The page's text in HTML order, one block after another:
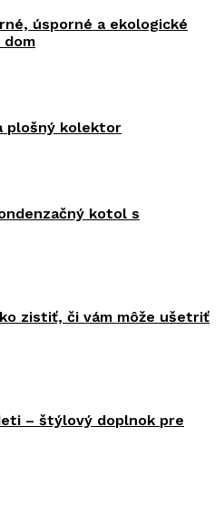
úsporné a ekologické
dom
plošný kolektor
kotol s
zistiť, či vám môže ušetriť
– štýlový doplnok pre